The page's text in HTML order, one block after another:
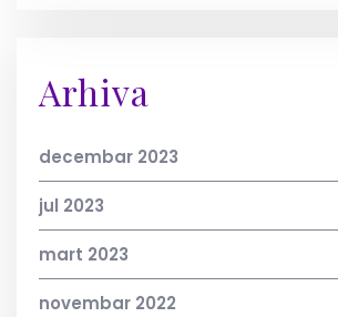
Arhiva
decembar 2023
jul 2023
mart 2023
novembar 2022